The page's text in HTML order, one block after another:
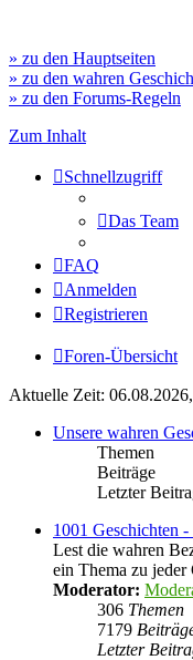
» zu den Hauptseiten
» zu den wahren
» zu den Forums-Regeln
Zum Inhalt
Schnellzugriff
Das Team
FAQ
Anmelden
Registrieren
Foren-Übersicht
Aktuelle Zeit:
Unsere wahren
Themen
Beiträge
Letzter
1001 Geschichten
Lest die wahren
ein Thema zu jeder
Moderator:
306 Themen
7179
Letzter